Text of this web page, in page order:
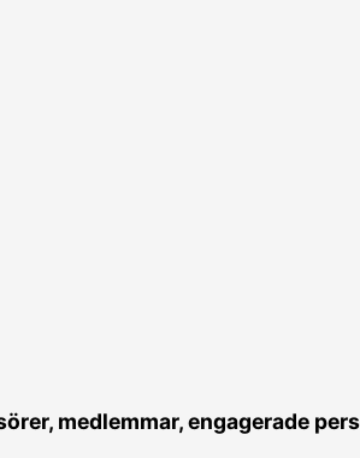
medlemmar, engagerade